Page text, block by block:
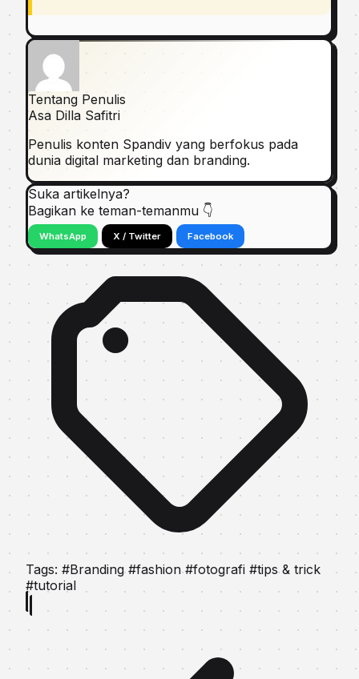
Tentang Penulis
Asa Dilla Safitri
Penulis konten Spandiv yang berfokus pada
dunia digital marketing dan branding.
Suka artikelnya?
Bagikan ke teman-temanmu 👇
WhatsApp X / Twitter Facebook
Tags: #Branding#fashion#fotografi #tips & trick
#tutorial